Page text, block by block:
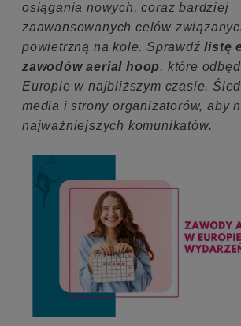
osiągania nowych, coraz bardziej
zaawansowanych celów
powietrzną na kole. Sprawdźlistę
zawodów aerial hoop, które
Europie w najbliższym czasie.
media i strony organizatorów, aby
najważniejszych komunikatów.